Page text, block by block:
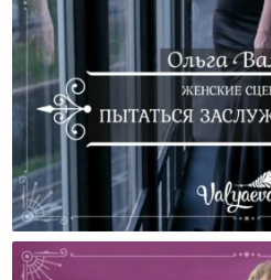
Женские Сценарии.